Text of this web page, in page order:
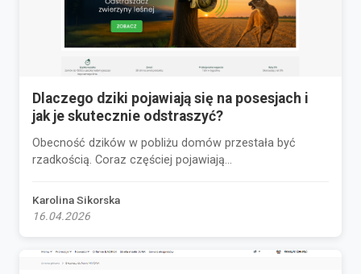
Dlaczego dziki pojawiają się na posesjach i
jak je skutecznie odstraszyć?
Obecność dzików w pobliżu domów przestała być
rzadkością. Coraz częściej pojawiają...
Karolina Sikorska
16.04.2026